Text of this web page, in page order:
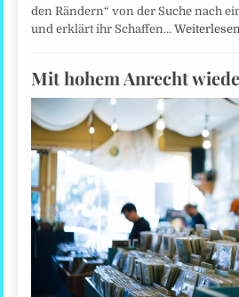
den Rändern“ von der Suche nach
und erklärt ihr Schaffen…
Mit hohem Anrecht